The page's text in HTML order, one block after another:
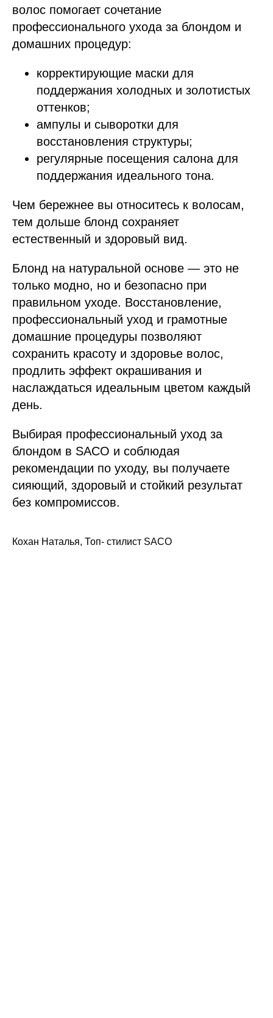
волос помогает сочетание
профессионального ухода за блондом и
домашних процедур:
корректирующие маски для
поддержания холодных и золотистых
оттенков;
ампулы и сыворотки для
восстановления структуры;
регулярные посещения салона для
поддержания идеального тона.
Чем бережнее вы относитесь к волосам,
тем дольше блонд сохраняет
естественный и здоровый вид.
Блонд на натуральной основе — это не
только модно, но и безопасно при
правильном уходе. Восстановление,
профессиональный уход и грамотные
домашние процедуры позволяют
сохранить красоту и здоровье волос,
продлить эффект окрашивания и
наслаждаться идеальным цветом каждый
день.
Выбирая профессиональный уход за
блондом в SACO и соблюдая
рекомендации по уходу, вы получаете
сияющий, здоровый и стойкий результат
без компромиссов.
Кохан Наталья, Топ- стилист SACO